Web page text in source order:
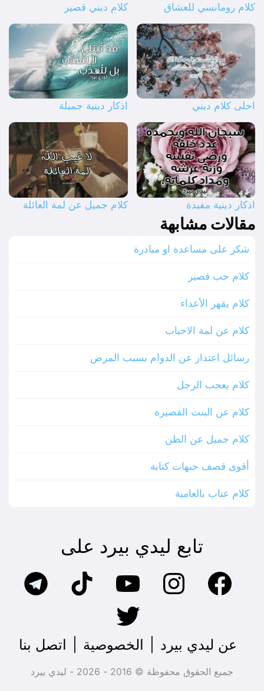
كلام رومانسي للعشاق كلام ديني قصير
احلى كلام ديني اذكار دينية جميلة
اذكار دينية مفيدة كلام جميل عن لمة العائلة
مقالات مشابهة
شكر على مساعدة او مبادرة
كلام حب قصير
كلام يقهر الأعداء
كلام عن لمة الاحباب
رسائل اعتذار عن الدوام بسبب المرض
كلام يعجب الرجل
كلام عن البنت القصيرة
كلام جميل عن الظن
أقوى قصف جبهات كتابة
كلام عتاب بالعامية
تابع ليدي بيرد على
عن ليدي بيرد الخصوصية اتصل بنا
جميع الحقوق محفوظة © 2016 - 2026 - ليدي بيرد